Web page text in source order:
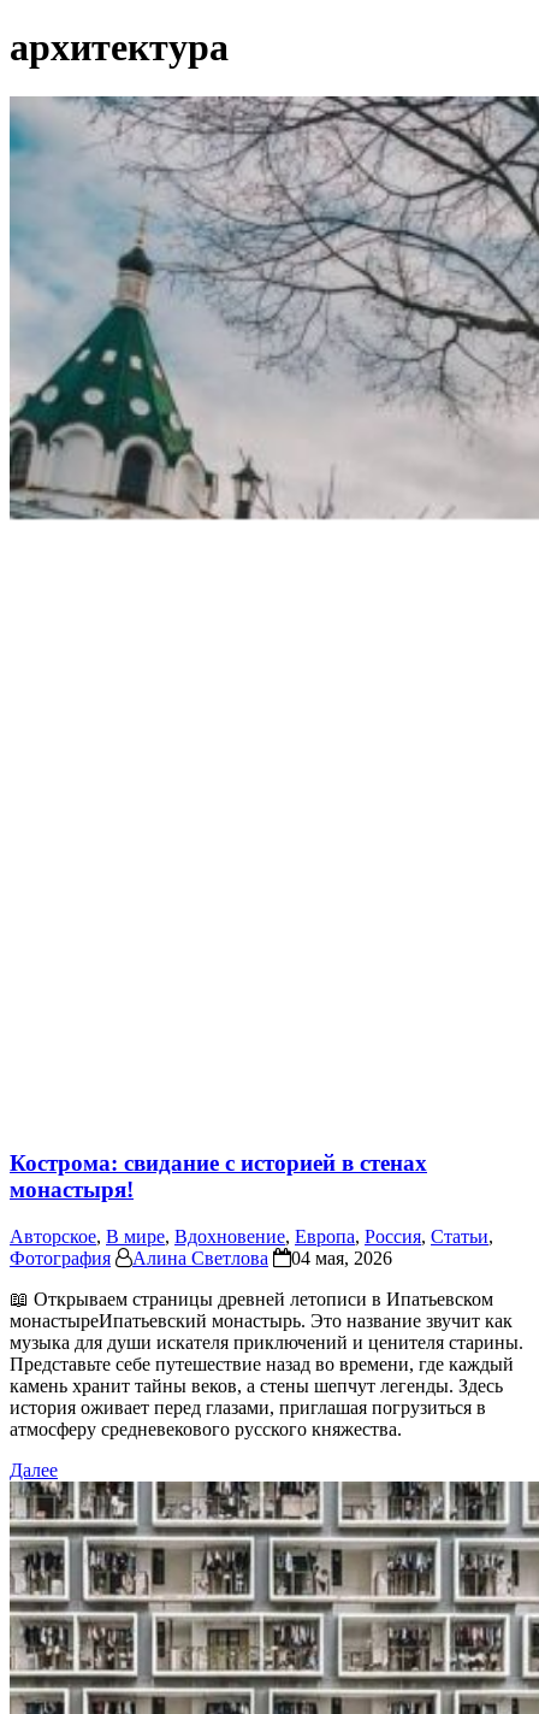
архитектура
Кострома: свидание с историей в стенах
монастыря!
Авторское, В мире, Вдохновение, Европа, Россия, Статьи,
Фотография
Алина Светлова
04 мая, 2026
📖 Открываем страницы древней летописи в Ипатьевском
монастыреИпатьевский монастырь. Это название звучит как
музыка для души искателя приключений и ценителя старины.
Представьте себе путешествие назад во времени, где каждый
камень хранит тайны веков, а стены шепчут легенды. Здесь
история оживает перед глазами, приглашая погрузиться в
атмосферу средневекового русского княжества.
Далее